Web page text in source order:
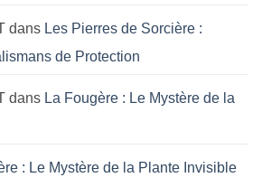
dans Les Pierres de Sorcière :
de Protection
dans La Fougère : Le Mystère de la
: Le Mystère de la Plante Invisible